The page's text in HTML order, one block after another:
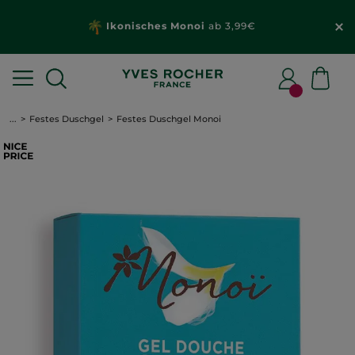
Ikonisches Monoi ab 3,99€
... Festes Duschgel Festes Duschgel Monoi